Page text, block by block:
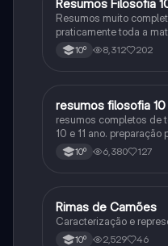
Filosofia
Resumos Filosofia
Resumos muito
praticamente toda a
10º 8,312 202
Filosofia
resumos filosofia 10
resumos completos de
10 e 11 ano.
10º 6,380 127
Português
Rimas de Camões
Caracterização e
10º 2,529 46